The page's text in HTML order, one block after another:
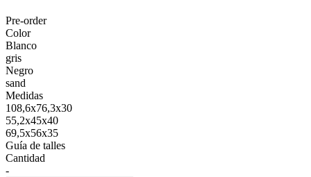
Pre-order
Color
Blanco
gris
Negro
sand
Medidas
108,6x76,3x30
55,2x45x40
69,5x56x35
Guía de talles
Cantidad
-